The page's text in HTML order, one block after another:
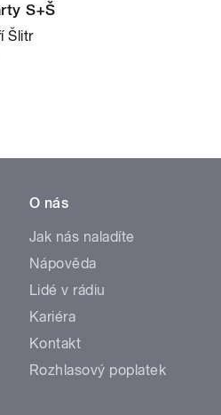
S+Š
Šlitr
O nás
Jak nás naladíte
Nápověda
Lidé v rádiu
Kariéra
Kontakt
Rozhlasový poplatek